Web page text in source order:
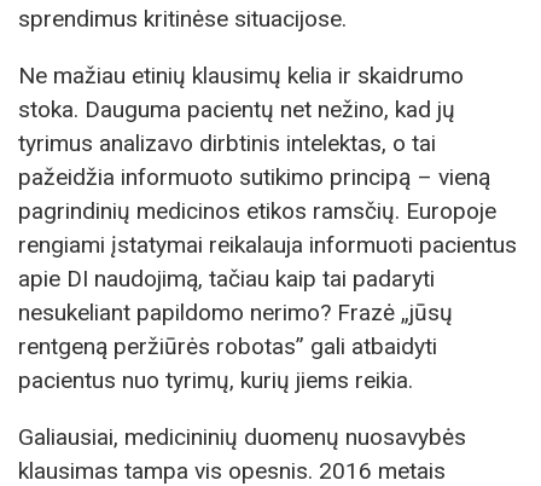
sprendimus kritinėse situacijose.
Ne mažiau etinių klausimų kelia ir skaidrumo
stoka. Dauguma pacientų net nežino, kad jų
tyrimus analizavo dirbtinis intelektas, o tai
pažeidžia informuoto sutikimo principą – vieną
pagrindinių medicinos etikos ramsčių. Europoje
rengiami įstatymai reikalauja informuoti pacientus
apie DI naudojimą, tačiau kaip tai padaryti
nesukeliant papildomo nerimo? Frazė „jūsų
rentgeną peržiūrės robotas” gali atbaidyti
pacientus nuo tyrimų, kurių jiems reikia.
Galiausiai, medicininių duomenų nuosavybės
klausimas tampa vis opesnis. 2016 metais